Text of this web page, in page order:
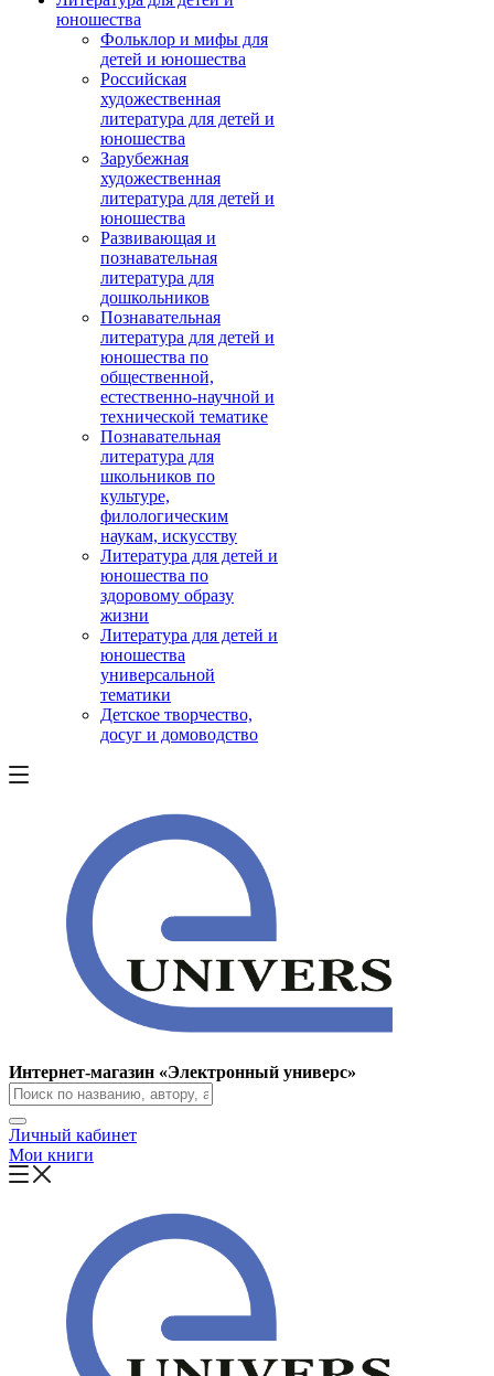
юношества
Фольклор и мифы для
детей и юношества
Российская
художественная
литература для детей и
юношества
Зарубежная
художественная
литература для детей и
юношества
Развивающая и
познавательная
литература для
дошкольников
Познавательная
литература для детей и
юношества по
общественной,
естественно-научной и
технической тематике
Познавательная
литература для
школьников по
культуре,
филологическим
наукам, искусству
Литература для детей и
юношества по
здоровому образу
жизни
Литература для детей и
юношества
универсальной
тематики
Детское творчество,
досуг и домоводство
Интернет-магазин «Электронный универс»
Личный кабинет
Мои книги